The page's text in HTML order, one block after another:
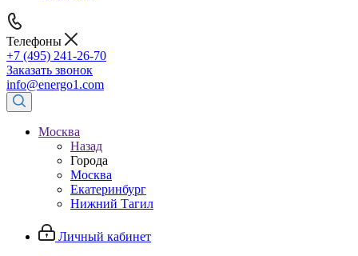
Телефоны
+7 (495) 241-26-70
Заказать звонок
info@energo1.com
Москва
Назад
Города
Москва
Екатеринбург
Нижний Тагил
Личный кабинет